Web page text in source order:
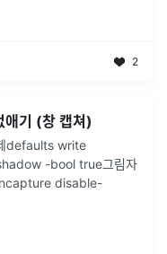
2
기 (창 캡쳐)
defaults write
-bool true그림자
disable-